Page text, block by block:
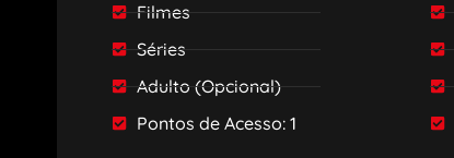
Filmes
Séries
Adulto (Opcional)
Pontos de Acesso: 1